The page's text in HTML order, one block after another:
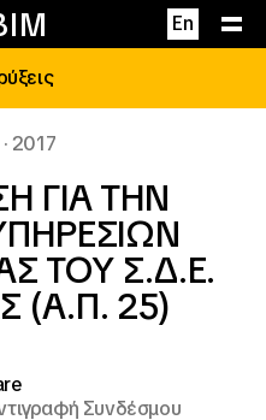
En
2017
ΓΙΑ ΤΗΝ
ΤΟΥ Σ.Δ.Ε.
(Α.Π. 25)
Συνδέσμου